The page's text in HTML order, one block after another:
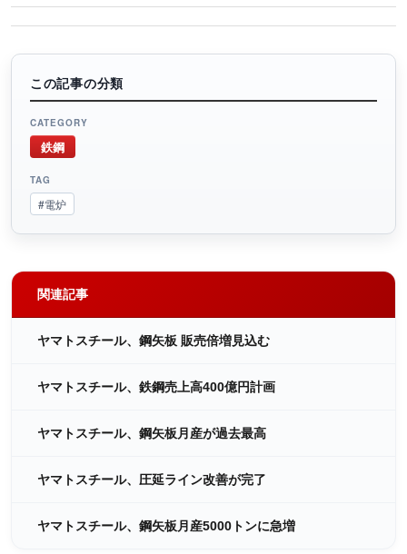
この記事の分類
CATEGORY
鉄鋼
TAG
#電炉
関連記事
ヤマトスチール、鋼矢板 販売倍増見込む
ヤマトスチール、鉄鋼売上高400億円計画
ヤマトスチール、鋼矢板月産が過去最高
ヤマトスチール、圧延ライン改善が完了
ヤマトスチール、鋼矢板月産5000トンに急増